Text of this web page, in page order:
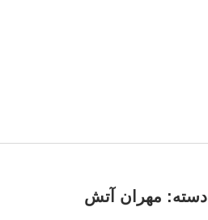
دسته: مهران آتش